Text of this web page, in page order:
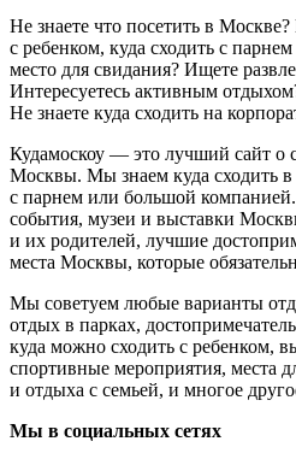
Не знаете что посетить в
с ребенком, куда сходить с
место для свидания? Ищете
Интересуетесь активным
Не знаете куда сходить на
Кудамоскоу — это лучший сайт о
Москвы. Мы знаем куда сходить
с парнем или большой
события, музеи и выставки
и их родителей, лучшие
места Москвы, которые
Мы советуем любые варианты
отдых в парках,
куда можно сходить с ребенком,
спортивные мероприятия, места
и отдыха с семьей, и многое
Мы в социальных сетях